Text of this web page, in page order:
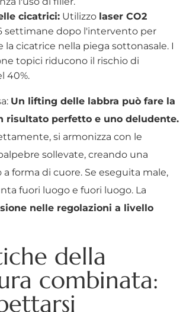
cicatrici: Utilizzo laser CO2
settimane dopo l'intervento per
la cicatrice nella piega sottonasale. I
topici riducono il rischio di
40%.
Un lifting delle labbra può fare la
risultato perfetto e uno deludente.
si armonizza con le
sollevate, creando una
a forma di cuore. Se eseguita male,
fuori luogo e fuori luogo. La
nelle regolazioni a livello
della
combinata: